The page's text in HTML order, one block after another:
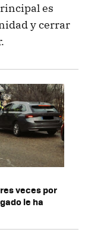
es
y cerrar
veces por
le ha